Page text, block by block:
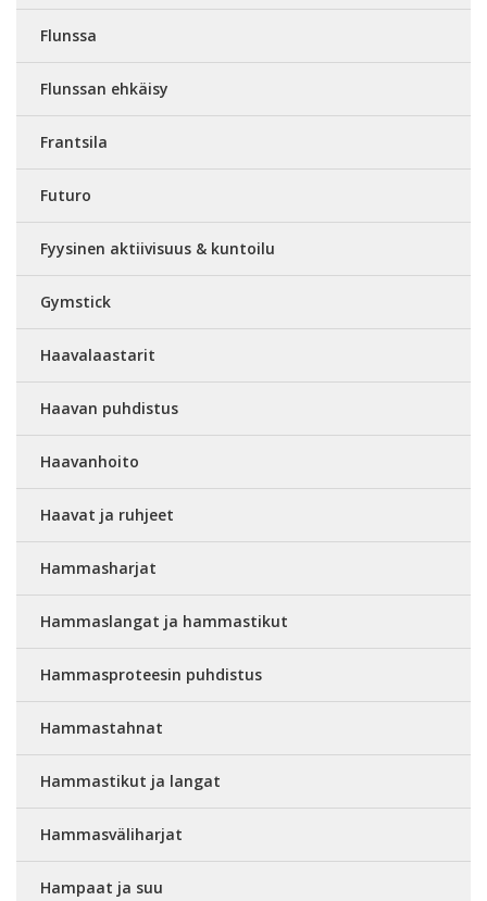
Flunssa
Flunssan ehkäisy
Frantsila
Futuro
Fyysinen aktiivisuus & kuntoilu
Gymstick
Haavalaastarit
Haavan puhdistus
Haavanhoito
Haavat ja ruhjeet
Hammasharjat
Hammaslangat ja hammastikut
Hammasproteesin puhdistus
Hammastahnat
Hammastikut ja langat
Hammasväliharjat
Hampaat ja suu